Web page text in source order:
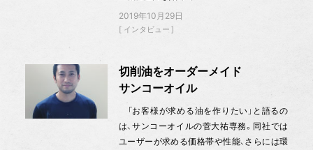
2019年10月29日
インタビュー
切削油をオーダーメイド
サンコーオイル
「お客様が求める油を作りたい」と語るの
は、サンコーオイルの菅大祐専務。同社では
ユーザーが求める価格帯や性能、さらには環